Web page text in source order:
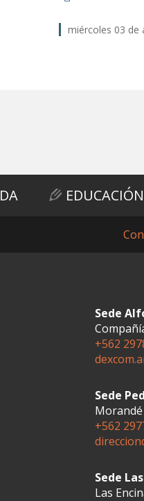
miércoles 03 de
Sede
+562
Sede
Morandé
+562
Sede
Las